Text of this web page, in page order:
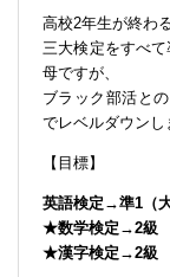
高校2年生が終わ
三大検定をすべ
母ですが、
ブラック部活と
でレベルダウンし
【目標】
英語検定→準1（
★数学検定→2級
★漢字検定→2級